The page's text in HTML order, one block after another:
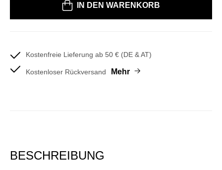
IN DEN WARENKORB
Kostenfreie Lieferung ab 50 € (DE & AT)
Kostenloser Rückversand Mehr
BESCHREIBUNG